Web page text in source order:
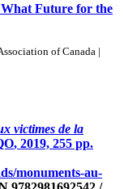
Future for the
of Canada |
victimes de la
, 2019, 255 pp.
monuments-au-